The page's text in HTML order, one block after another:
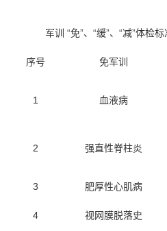
军训 “免”、“缓”、“减”体检
序号 免军训
1 血液病
2 强直性脊柱炎
3 肥厚性心肌病
4 视网膜脱落史